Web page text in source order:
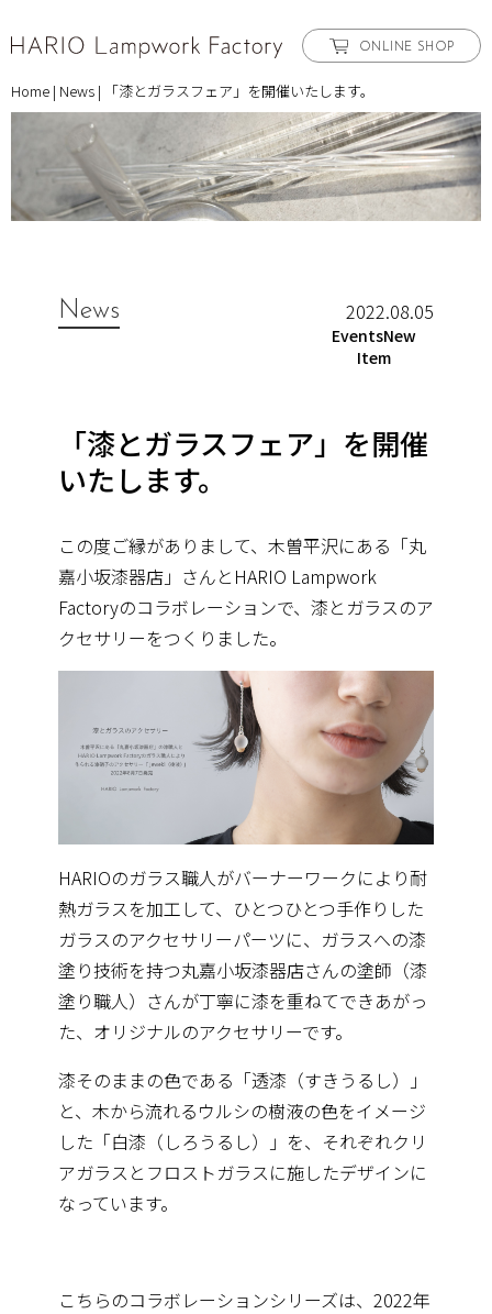
ONLINE SHOP
Home | News | 「漆とガラスフェア」を開催いたします。
News 2022.08.05
EventsNew
Item
「漆とガラスフェア」を開催
いたします。
この度ご縁がありまして、木曽平沢にある「丸
嘉小坂漆器店」 さんとHARIO Lampwork
Factoryのコラボレーションで、漆とガラスのア
クセサリーをつくりました。
HARIOのガラス職人がバーナーワークにより耐
熱ガラスを加工して、 ひとつひとつ手作りした
ガラスのアクセサリーパーツに、 ガラスへの漆
塗り技術を持つ丸嘉小坂漆器店さんの塗師（漆
塗り職人）さんが丁寧に漆を重ねてできあがっ
た、オリジナルのアクセサリーです。
漆そのままの色である「透漆（すきうるし）」
と、木から流れるウルシの樹液の色をイメージ
した「白漆（ しろうるし）」を、それぞれクリ
アガラスとフロストガラスに施したデザインに
なっています。
こちらのコラボレーションシリーズは、2022年